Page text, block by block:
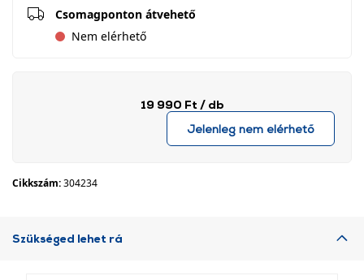
Csomagponton átvehető
Nem elérhető
19 990 Ft / db
Jelenleg nem elérhető
Cikkszám:304234
Szükséged lehet rá